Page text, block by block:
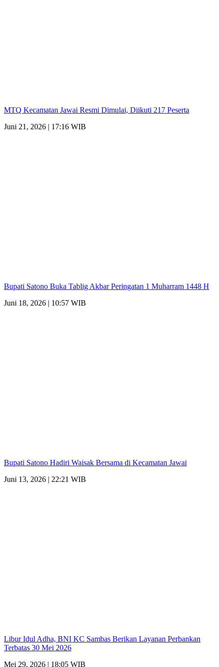
MTQ Kecamatan Jawai Resmi Dimulai, Diikuti 217 Peserta
Juni 21, 2026 | 17:16 WIB
Bupati Satono Buka Tablig Akbar Peringatan 1 Muharram 1448 H
Juni 18, 2026 | 10:57 WIB
Bupati Satono Hadiri Waisak Bersama di Kecamatan Jawai
Juni 13, 2026 | 22:21 WIB
Libur Idul Adha, BNI KC Sambas Berikan Layanan Perbankan
Terbatas 30 Mei 2026
Mei 29, 2026 | 18:05 WIB